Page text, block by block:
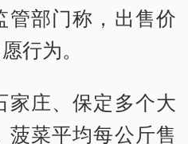
管部门称，出售价
行为。
庄、保定多个大
菜平均每公斤售